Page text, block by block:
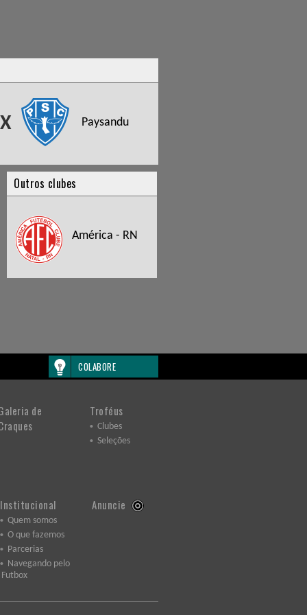
X Paysandu
Outros clubes
América - RN
COLABORE
de
Troféus
Clubes
Seleções
Institucional
Quem somos
O que fazemos
Parcerias
Navegando pelo
Futbox
Anuncie